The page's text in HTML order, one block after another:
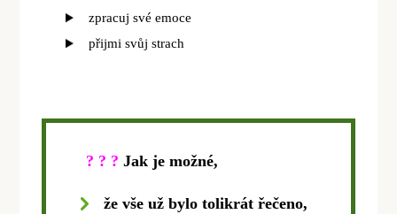
zpracuj své emoce
přijmi svůj strach
? ? ?Jak je možné,
že vše už bylo tolikrát řečeno,